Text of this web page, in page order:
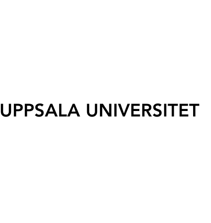
UPPSALA UNIVERSITET